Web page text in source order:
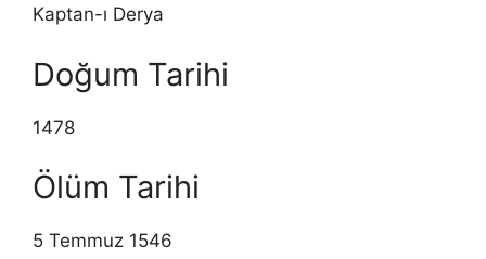
Kaptan-ı Derya
Doğum Tarihi
1478
Ölüm Tarihi
5 Temmuz 1546